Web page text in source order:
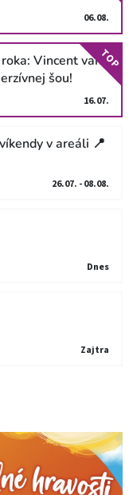
06.08.
Vincent van
šou!
16.07.
TOP
v areáli 📍
26.07. - 08.08.
Dnes
Zajtra